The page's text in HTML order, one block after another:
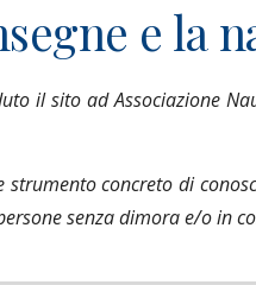
e la
il sito ad Associazione
concreto di
senza dimora e/o in